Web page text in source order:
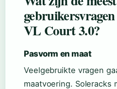
VL Court 3.0?
Pasvorm en maat
Veelgebruikte vragen
maatvoering. Soleracks